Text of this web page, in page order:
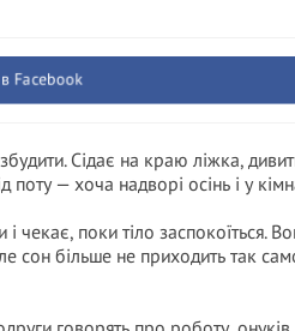
Facebook
Сідає на краю ліжка,
поту — хоча надворі осінь і у
чекає, поки тіло заспокоїться.
сон більше не приходить так